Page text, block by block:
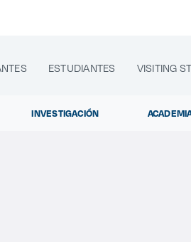
ESTUDIANTES VISITING
INVESTIGACIÓN